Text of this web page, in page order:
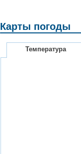
Карты погоды
Температура